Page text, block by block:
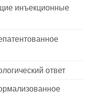
инъекционные
ответ